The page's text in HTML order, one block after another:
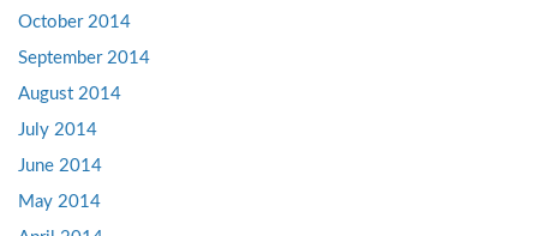
October 2014
September 2014
August 2014
July 2014
June 2014
May 2014